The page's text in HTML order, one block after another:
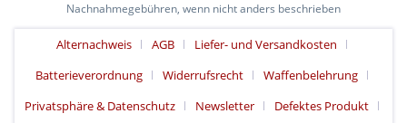
Nachnahmegebühren, wenn nicht anders beschrieben
Alternachweis AGB
Liefer- und Versandkosten
Batterieverordnung
Widerrufsrecht
Waffenbelehrung
Privatsphäre & Datenschutz
Newsletter Defektes Produkt